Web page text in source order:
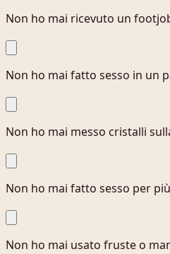
Non ho mai ricevuto un
Non ho mai fatto sesso in un
Non ho mai messo cristalli
Non ho mai fatto sesso per
Non ho mai usato fruste o